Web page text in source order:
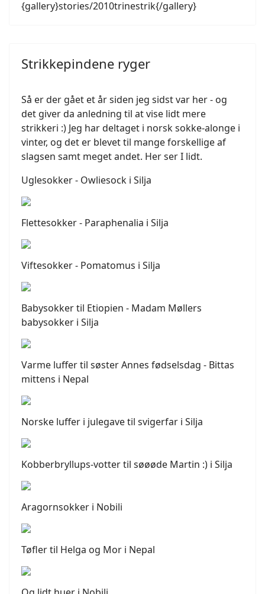
{gallery}stories/2010trinestrik{/gallery}
Strikkepindene ryger
Så er der gået et år siden jeg sidst var her - og
det giver da anledning til at vise lidt mere
strikkeri :) Jeg har deltaget i norsk sokke-alonge i
vinter, og det er blevet til mange forskellige af
slagsen samt meget andet. Her ser I lidt.
Uglesokker - Owliesock i Silja
Flettesokker - Paraphenalia i Silja
Viftesokker - Pomatomus i Silja
Babysokker til Etiopien - Madam Møllers
babysokker i Silja
Varme luffer til søster Annes fødselsdag - Bittas
mittens i Nepal
Norske luffer i julegave til svigerfar i Silja
Kobberbryllups-votter til søøøde Martin :) i Silja
Aragornsokker i Nobili
Tøfler til Helga og Mor i Nepal